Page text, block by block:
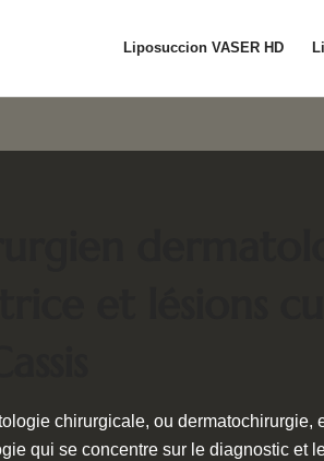
Liposuccion VASER HD
chirurgicale, ou dermatochirurgie,
qui se concentre sur le diagnostic et